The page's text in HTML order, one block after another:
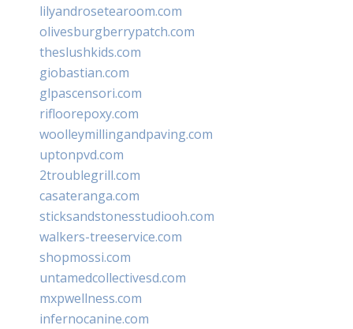
lilyandrosetearoom.com
olivesburgberrypatch.com
theslushkids.com
giobastian.com
glpascensori.com
rifloorepoxy.com
woolleymillingandpaving.com
uptonpvd.com
2troublegrill.com
casateranga.com
sticksandstonesstudiooh.com
walkers-treeservice.com
shopmossi.com
untamedcollectivesd.com
mxpwellness.com
infernocanine.com